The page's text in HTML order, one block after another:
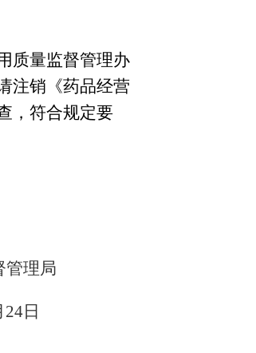
质量监督管理办
注销《药品经营
，符合规定要
管理局
24日